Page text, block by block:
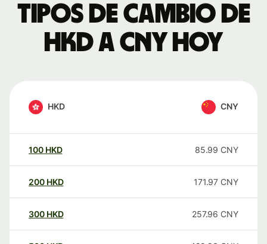
Tipos de cambio de
HKD a CNY hoy
HKD CNY
100 HKD 85.99 CNY
200 HKD 171.97 CNY
300 HKD 257.96 CNY